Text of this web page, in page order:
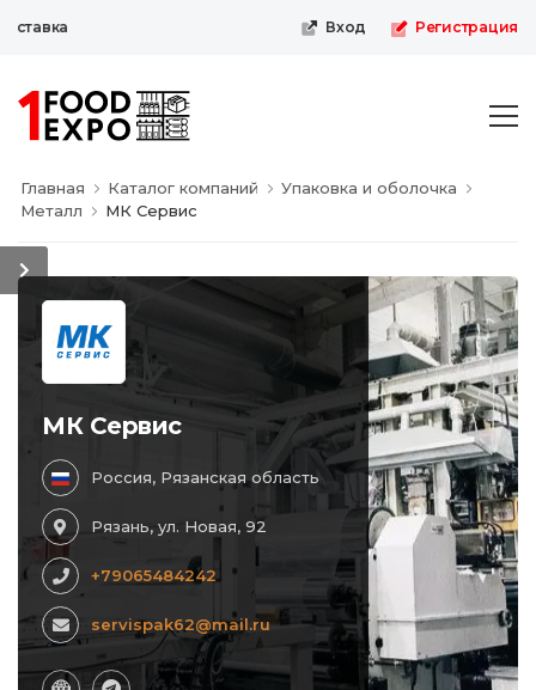
Вход Регистрация
Главная Каталог компаний
Упаковка и оболочка
Металл
МК Сервис
МК Сервис
Россия, Рязанская область
Рязань, ул. Новая, 92
+79065484242
servispak62@mail.ru